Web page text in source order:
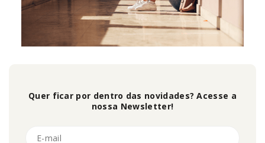
Quer ficar por dentro das novidades? Acesse a
nossa Newsletter!